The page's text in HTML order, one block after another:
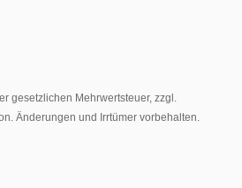
gesetzlichen Mehrwertsteuer, zzgl.
Änderungen und Irrtümer vorbehalten.